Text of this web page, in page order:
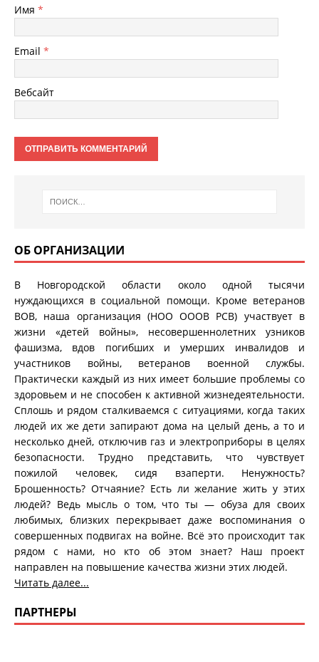
Имя *
Email *
Вебсайт
ОБ ОРГАНИЗАЦИИ
В Новгородской области около одной тысячи
нуждающихся в социальной помощи. Кроме ветеранов
ВОВ, наша организация (НОО ОООВ РСВ) участвует в
жизни «детей войны», несовершеннолетних узников
фашизма, вдов погибших и умерших инвалидов и
участников войны, ветеранов военной службы.
Практически каждый из них имеет большие проблемы со
здоровьем и не способен к активной жизнедеятельности.
Сплошь и рядом сталкиваемся с ситуациями, когда таких
людей их же дети запирают дома на целый день, а то и
несколько дней, отключив газ и электроприборы в целях
безопасности. Трудно представить, что чувствует
пожилой человек, сидя взаперти. Ненужность?
Брошенность? Отчаяние? Есть ли желание жить у этих
людей? Ведь мысль о том, что ты — обуза для своих
любимых, близких перекрывает даже воспоминания о
совершенных подвигах на войне. Всё это происходит так
рядом с нами, но кто об этом знает? Наш проект
направлен на повышение качества жизни этих людей.
Читать далее...
ПАРТНЕРЫ